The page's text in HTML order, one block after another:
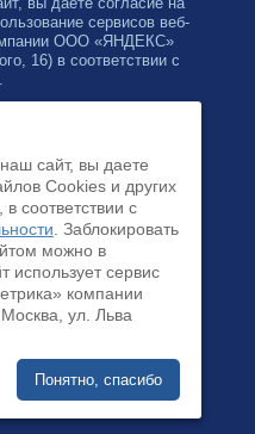
сервисов веб-
ООО «ЯНДЕКС»
16) в соответствии с
.
сайт, вы даете
Cookies и других
соответствии с
. Заблокировать
можно в
использует сервис
компании
ул. Льва
Понятно, спасибо